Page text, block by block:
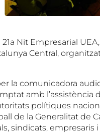
Nit Empresarial UEA,
Central,
la comunicadora
amb l’assistència
polítiques
de la Generalitat de
sindicats, empresaris